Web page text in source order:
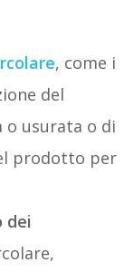
, come i
del
o usurata o di
prodotto per
dei